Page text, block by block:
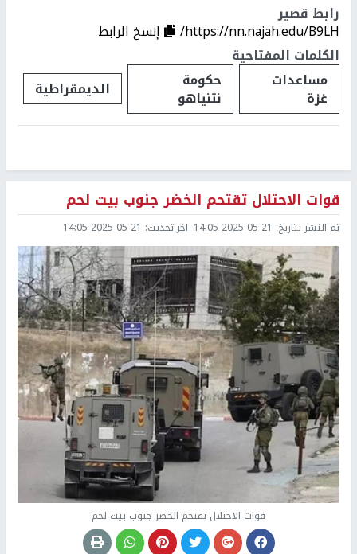
رابط قصير
https://nn.najah.edu/B9LH/
إنسخ الرابط
الكلمات المفتاحية
مساعدات
غزة
حكومة
نتنياهو الديمقراطية
قوات الاحتلال تقتحم الخضر جنوب بيت لحم
تم النشر بتاريخ: 2025-05-21 14:05 اخر تحديث: 2025-05-21 14:05
قوات الاحتلال تقتحم الخضر جنوب بيت لحم